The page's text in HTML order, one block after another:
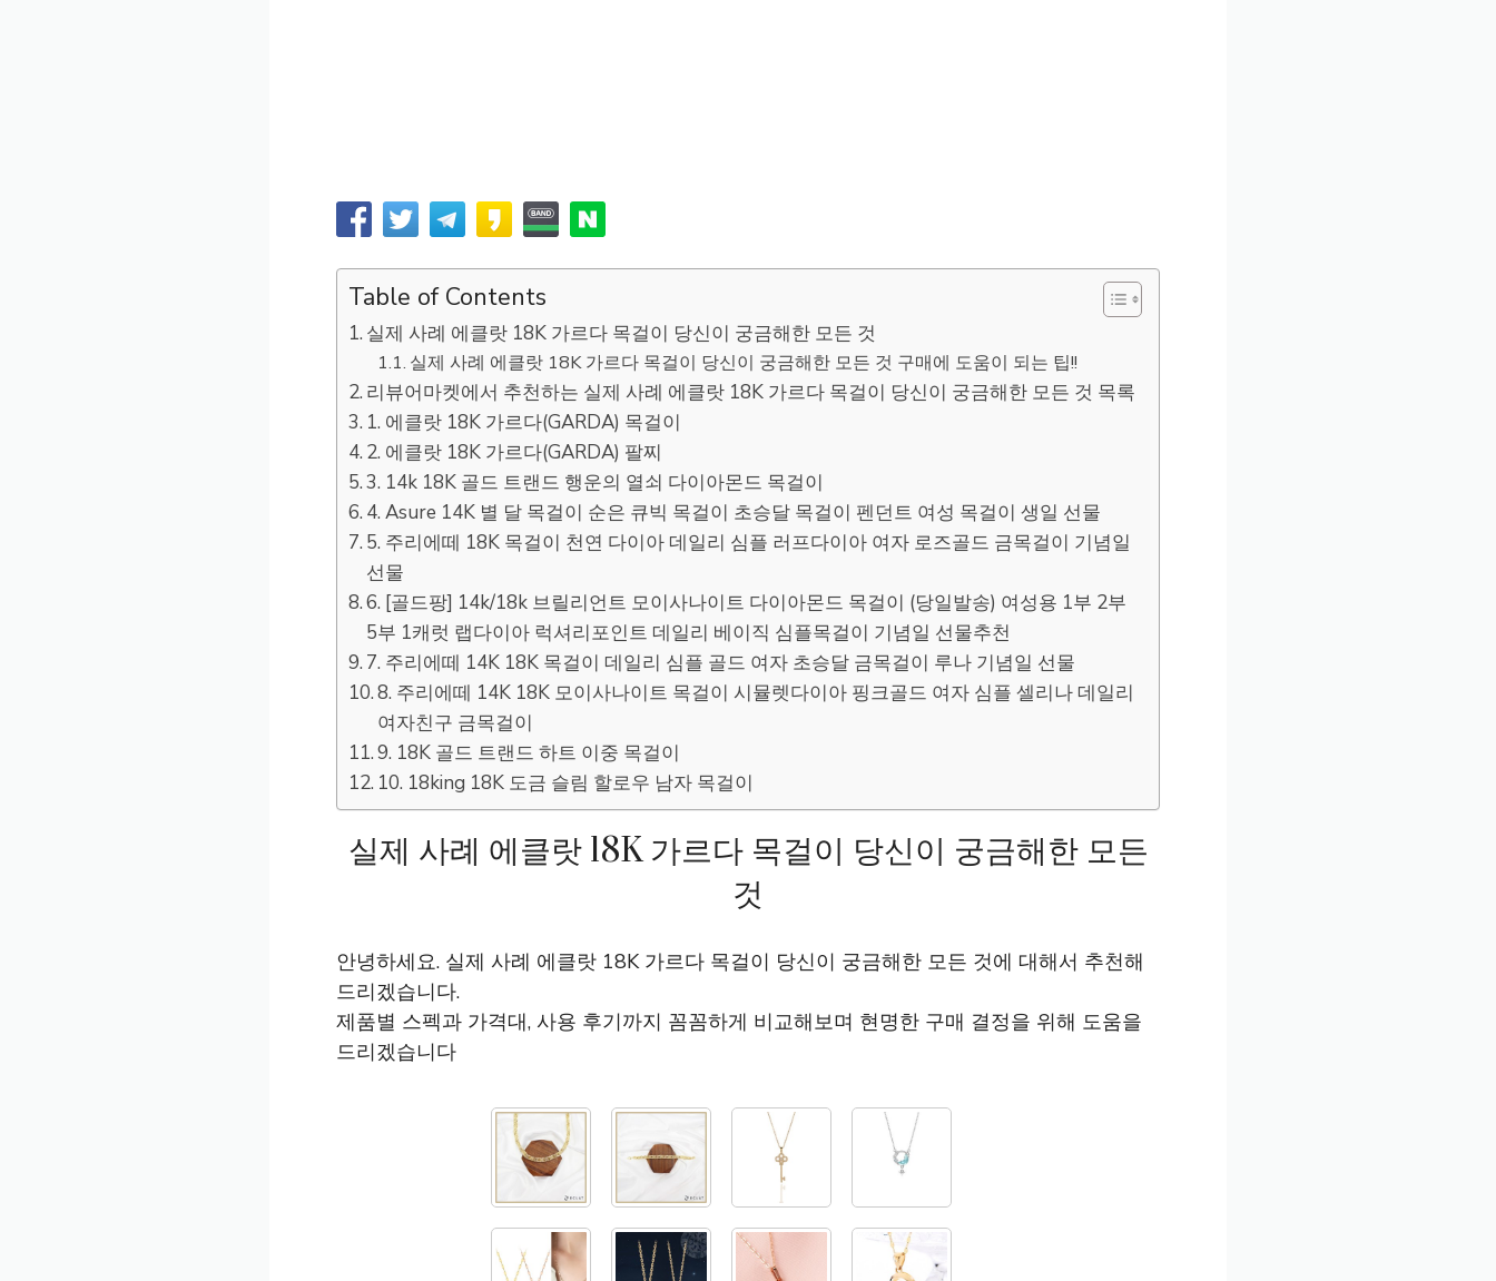
Table of Contents
실제 사례 에클랏 18K 가르다 목걸이 당신이 궁금해한 모든 것
실제 사례 에클랏 18K 가르다 목걸이 당신이 궁금해한 모든 것 구매에 도움이 되는 팁!!
리뷰어마켓에서 추천하는 실제 사례 에클랏 18K 가르다 목걸이 당신이 궁금해한 모든 것 목록
1. 에클랏 18K 가르다(GARDA) 목걸이
2. 에클랏 18K 가르다(GARDA) 팔찌
3. 14k 18K 골드 트랜드 행운의 열쇠 다이아몬드 목걸이
4. Asure 14K 별 달 목걸이 순은 큐빅 목걸이 초승달 목걸이 펜던트 여성 목걸이 생일 선물
5. 주리에떼 18K 목걸이 천연 다이아 데일리 심플 러프다이아 여자 로즈골드 금목걸이 기념일
선물
6. [골드팡] 14k/18k 브릴리언트 모이사나이트 다이아몬드 목걸이 (당일발송) 여성용 1부 2부
5부 1캐럿 랩다이아 럭셔리포인트 데일리 베이직 심플목걸이 기념일 선물추천
7. 주리에떼 14K 18K 목걸이 데일리 심플 골드 여자 초승달 금목걸이 루나 기념일 선물
8. 주리에떼 14K 18K 모이사나이트 목걸이 시뮬렛다이아 핑크골드 여자 심플 셀리나 데일리
여자친구 금목걸이
9. 18K 골드 트랜드 하트 이중 목걸이
10. 18king 18K 도금 슬림 할로우 남자 목걸이
실제 사례 에클랏 18K 가르다 목걸이 당신이 궁금해한 모든
것
안녕하세요. 실제 사례 에클랏 18K 가르다 목걸이 당신이 궁금해한 모든 것에 대해서 추천해
드리겠습니다.
제품별 스펙과 가격대, 사용 후기까지 꼼꼼하게 비교해보며 현명한 구매 결정을 위해 도움을
드리겠습니다